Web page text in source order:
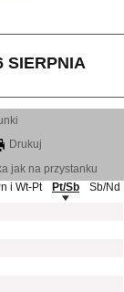
SIERPNIA
Drukuj
jak na przystanku
i Wt-Pt
Pt/Sb
Sb/Nd